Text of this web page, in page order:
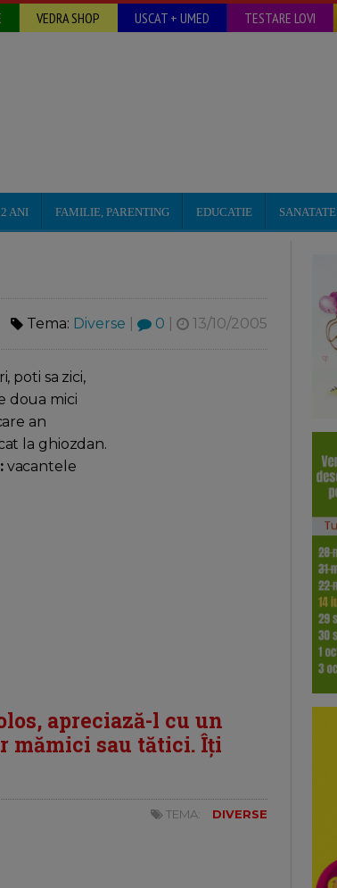
VEDRA SHOP USCAT + UMED TESTARE LOVI
ANI FAMILIE, PARENTING EDUCATIE SANATATE
Tema: Diverse 0 13/10/2005
poti sa zici,
doua mici
an
la ghiozdan.
vacantele
apreciază-l cu un
mămici sau tătici. Îți
TEMA: DIVERSE